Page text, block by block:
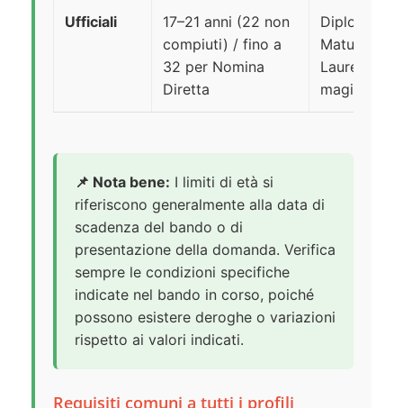
Ufficiali
17–21 anni (22 non
compiuti) / fino a
32 per Nomina
Diretta
Diploma di
Maturità /
Laurea
magistrale
📌 Nota bene: I limiti di età si
riferiscono generalmente alla data di
scadenza del bando o di
presentazione della domanda. Verifica
sempre le condizioni specifiche
indicate nel bando in corso, poiché
possono esistere deroghe o variazioni
rispetto ai valori indicati.
Requisiti comuni a tutti i profili